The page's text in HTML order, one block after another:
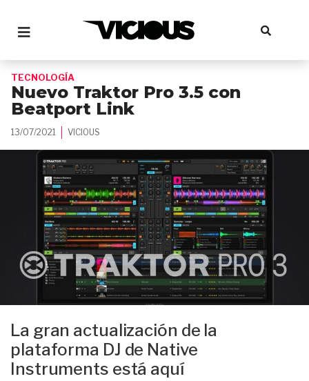
TECNOLOGÍA
Nuevo Traktor Pro 3.5 con
Beatport Link
13/07/2021 VICIOUS
La gran actualización de la
plataforma DJ de Native
Instruments está aquí